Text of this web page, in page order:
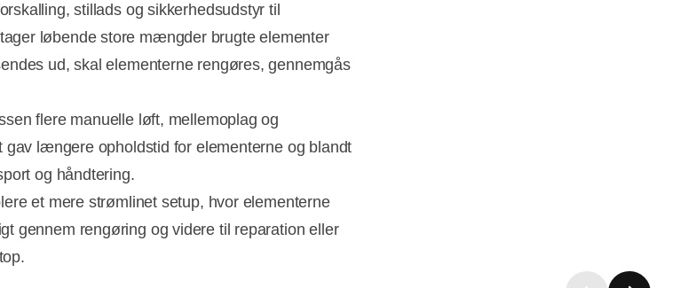
stillads og sikkerhedsudstyr til
løbende store mængder brugte elementer
ud, skal elementerne rengøres, gennemgås
flere manuelle løft, mellemoplag og
gav længere opholdstid for elementerne og blandt
og håndtering.
et mere strømlinet setup, hvor elementerne
gennem rengøring og videre til reparation eller